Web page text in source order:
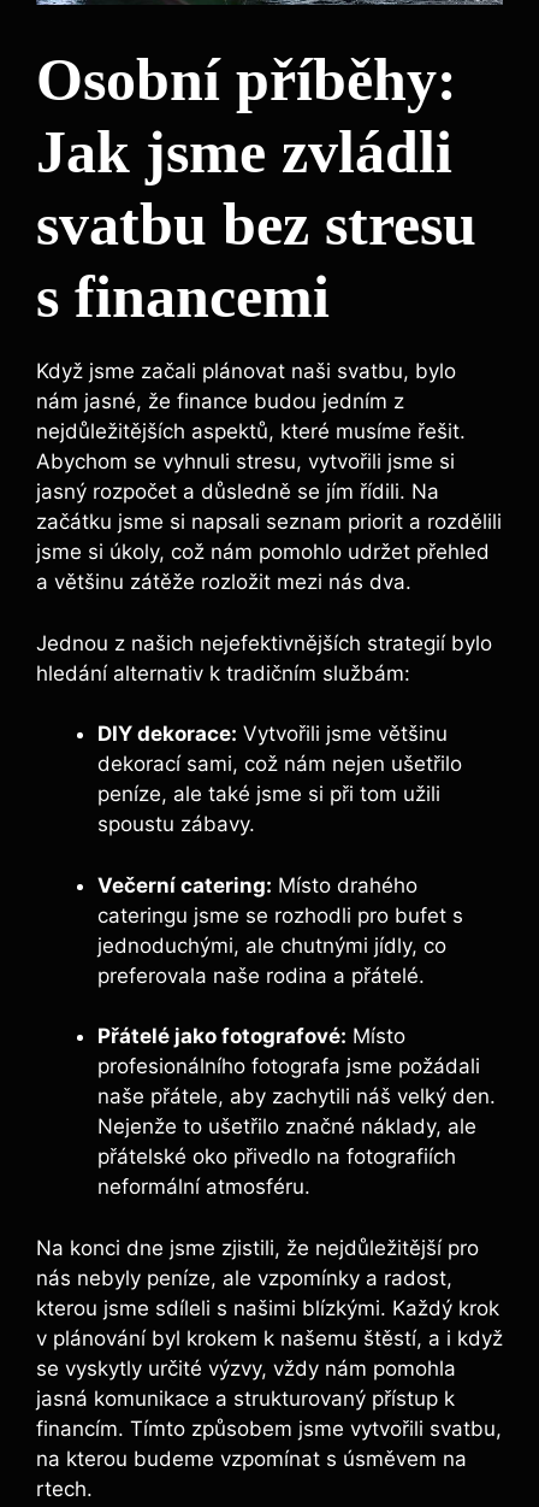
Osobní příběhy:
Jak jsme zvládli
svatbu bez stresu
s financemi
Když jsme začali plánovat naši svatbu, bylo
nám jasné, že finance budou jedním z
nejdůležitějších aspektů, které musíme řešit.
Abychom se vyhnuli stresu, vytvořili jsme si
jasný rozpočet a důsledně se jím řídili. Na
začátku jsme si napsali seznam priorit a rozdělili
jsme si úkoly, což nám pomohlo udržet přehled
a většinu zátěže rozložit mezi nás dva.
Jednou z našich nejefektivnějších strategií bylo
hledání alternativ k tradičním službám:
DIY dekorace: Vytvořili jsme většinu
dekorací sami, což nám nejen ušetřilo
peníze, ale také jsme si při tom užili
spoustu zábavy.
Večerní catering: Místo drahého
cateringu jsme se rozhodli pro bufet s
jednoduchými, ale chutnými jídly, co
preferovala naše rodina a přátelé.
Přátelé jako fotografové: Místo
profesionálního fotografa jsme požádali
naše přátele, aby zachytili náš velký den.
Nejenže to ušetřilo značné náklady, ale
přátelské oko přivedlo na fotografiích
neformální atmosféru.
Na konci dne jsme zjistili, že nejdůležitější pro
nás nebyly peníze, ale vzpomínky a radost,
kterou jsme sdíleli s našimi blízkými. Každý krok
v plánování byl krokem k našemu štěstí, a i když
se vyskytly určité výzvy, vždy nám pomohla
jasná komunikace a strukturovaný přístup k
financím. Tímto způsobem jsme vytvořili svatbu,
na kterou budeme vzpomínat s úsměvem na
rtech.